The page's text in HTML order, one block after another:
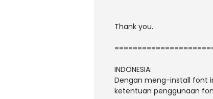
Thank you.
INDONESIA:
Dengan meng-install font
ketentuan penggunaan